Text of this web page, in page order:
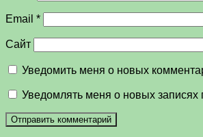
Email *
Сайт
Уведомить меня о новых
Уведомлять меня о новых записях